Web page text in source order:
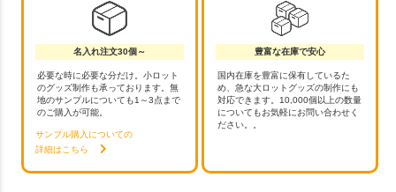
名入れ注文30個～
必要な時に必要な分だけ。小ロット
のグッズ制作も承っております。無
地のサンプルについても1～3点まで
のご購入が可能。
サンプル購入についての
詳細はこちら
豊富な在庫で安心
国内在庫を豊富に保有しているた
め、急な大ロットグッズの制作にも
対応できます。10,000個以上の数量
についてもお気軽にお問い合わせく
ださい。。